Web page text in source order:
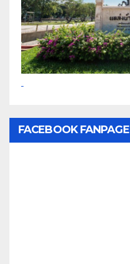
FACEBOOK FANPAGE